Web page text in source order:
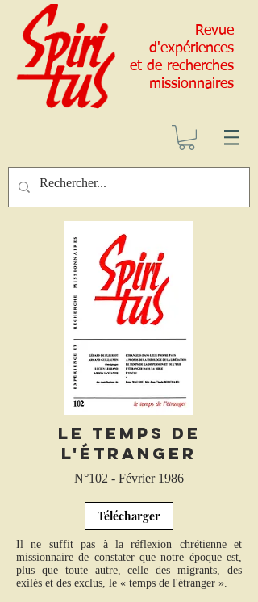
Revue
d'expériences
et de recherches
missionnaires
Le temps de
l'étranger
N°102 - Février 1986
Télécharger
Il ne suffit pas à la réflexion chrétienne et
missionnaire de constater que notre époque est,
plus que toute autre, celle des migrants, des
exilés et des exclus, le « temps de l'étranger ».